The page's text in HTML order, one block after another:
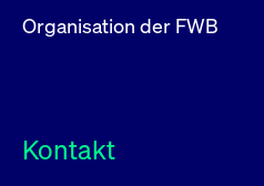
Organisation der FWB
Kontakt